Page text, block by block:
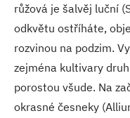
růžová je šalvěj luční
odkvětu ostříháte,
rozvinou na podzim.
zejména kultivary
porostou všude. Na
okrasné česneky